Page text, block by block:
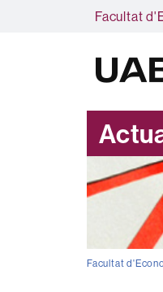
Facultat
Facultat